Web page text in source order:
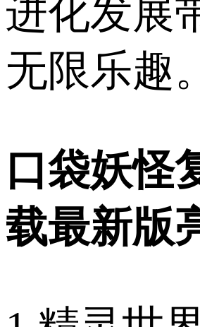
进化发展
无限乐趣。
口袋妖怪
载最新版